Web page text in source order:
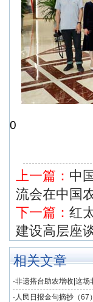
0
上一篇： 中
流会在中国
下一篇： 红
建设高层座
相关文章
·非遗搭台助农增收|这场
京
· 人民日报金句摘抄（67）